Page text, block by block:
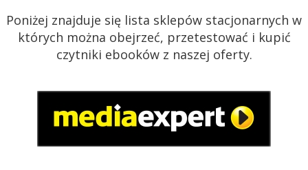
Poniżej znajduje się lista sklepów stacjonarnych w
których można obejrzeć, przetestować i kupić
czytniki ebooków z naszej oferty.